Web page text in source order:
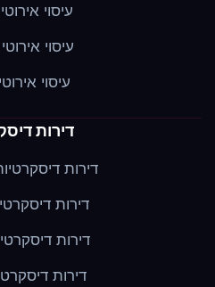
עיסוי
עיסוי
עיסוי
דירות
דירות
דירות
דירות
דירות